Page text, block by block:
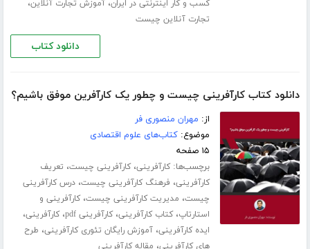
کسب و کار اینترنتی در ایران،آموزش تجارت آنلاین،
تجارت آنلاین چیست
دانلود کتاب
دانلود کتاب کارآفرینی چیست و چطور یک کارآفرین موفق باشیم؟
از: مهران منصوری فر
موضوع:کتاب‌های علوم اقتصادی
۱۵ صفحه
برچسب‌ها:کارآفرینی،کارآفرینی چیست، تعریف
کارآفرینی، فرهنگ کارآفرینی چیست،درس کارآفرینی
چیست، مدیریت کارآفرینی چیست،کارآفرینی و
استارتاپ،کتاب کارآفرینی،کارآفرینی pdf ،کارآفرینی،
ایده کارآفرینی،آموزش رایگان تئوری کارآفرینی، طرح
های کارآفرینی، مقاله کارآفرینی